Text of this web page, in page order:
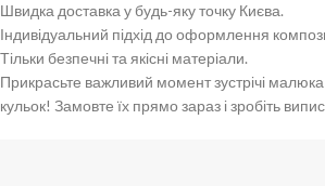
Швидка доставка у будь-яку точку Києва.
Індивідуальний підхід до оформлення
Тільки безпечні та якісні матеріали.
Прикрасьте важливий момент зустрічі
кульок! Замовте їх прямо зараз і зробіть